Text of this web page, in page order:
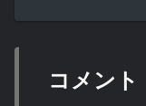
コメント